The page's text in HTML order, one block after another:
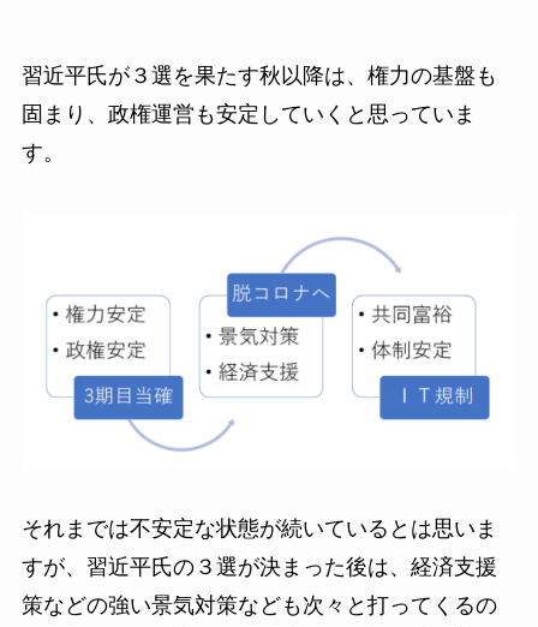
習近平氏が３選を果たす秋以降は、権力の基盤も
固まり、政権運営も安定していくと思っていま
す。
それまでは不安定な状態が続いているとは思いま
すが、習近平氏の３選が決まった後は、経済支援
策などの強い景気対策なども次々と打ってくるの